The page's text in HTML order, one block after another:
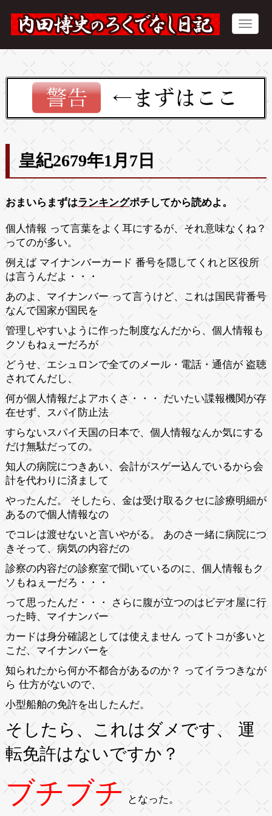
皇紀2679年1月7日
おまいらまずはランキングポチしてから読めよ。
個人情報 って言葉をよく耳にするが、それ意味なくね？
ってのが多い。
例えば マイナンバーカード 番号を隠してくれと区役所
は言うんだよ・・・
あのよ、マイナンバー って言うけど、これは国民背番号
なんで国家が国民を
管理しやすいように作った制度なんだから、個人情報も
クソもねぇーだろが
どうせ、エシュロンで全てのメール・電話・通信が 盗聴
されてんだし、
何が個人情報だよアホくさ・・・ だいたい諜報機関が存
在せず、スパイ防止法
すらないスパイ天国の日本で、個人情報なんか気にする
だけ無駄だっての。
知人の病院につきあい、会計がスゲー込んでいるから会
計を代わりに済まして
やったんだ。 そしたら、金は受け取るクセに診療明細が
あるので個人情報なの
でコレは渡せないと言いやがる。 あのさ一緒に病院につ
きそって、病気の内容だの
診察の内容だの診察室で聞いているのに、個人情報もク
ソもねぇーだろ・・・
って思ったんだ・・・ さらに腹が立つのはビデオ屋に行
った時、マイナンバー
カードは身分確認としては使えません ってトコが多いと
こだ、マイナンバーを
知られたから何か不都合があるのか？ ってイラつきなが
ら 仕方がないので、
小型船舶の免許を出したんだ。
そしたら、これはダメです、 運
転免許はないですか？
ブチブチ となった。